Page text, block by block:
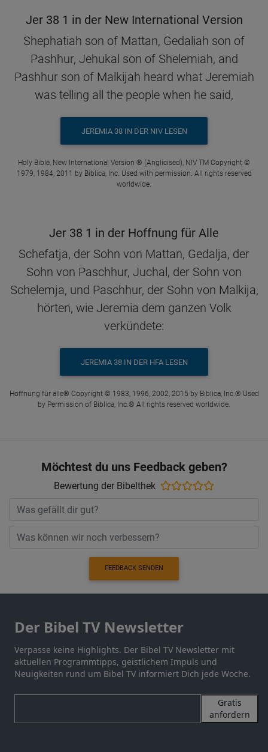
Jer 38 1 in der New International Version
Shephatiah son of Mattan, Gedaliah son of
Pashhur, Jehukal son of Shelemiah, and
Pashhur son of Malkijah heard what Jeremiah
was telling all the people when he said,
JEREMIA 38 IN DER NIV LESEN
Holy Bible, New International Version ® (Anglicised), NIV TM Copyright ©
1979, 1984, 2011 by Biblica, Inc. Used with permission. All rights reserved
worldwide.
Jer 38 1 in der Hoffnung für Alle
Schefatja, der Sohn von Mattan, Gedalja, der
Sohn von Paschhur, Juchal, der Sohn von
Schelemja, und Paschhur, der Sohn von Malkija,
hörten, wie Jeremia dem ganzen Volk
verkündete:
JEREMIA 38 IN DER HFA LESEN
Hoffnung für alle® Copyright © 1983, 1996, 2002, 2015 by Biblica, Inc.® Used
by Permission of Biblica, Inc.® All rights reserved worldwide.
Möchtest du uns Feedback geben?
Bewertung der Bibelthek
FEEDBACK SENDEN
Der Bibel TV Newsletter
Verpasse keine Highlights. Der Bibel TV Newsletter mit
aktuellen Programmtipps, geistlichem Impuls und
Neuigkeiten rund um Bibel TV informiert Dich jede Woche.
Gratis
anfordern